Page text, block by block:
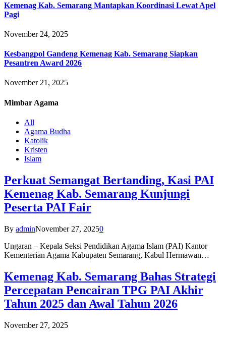
Kemenag Kab. Semarang Mantapkan Koordinasi Lewat Apel
Pagi
November 24, 2025
Kesbangpol Gandeng Kemenag Kab. Semarang Siapkan
Pesantren Award 2026
November 21, 2025
Mimbar Agama
All
Agama Budha
Katolik
Kristen
Islam
Perkuat Semangat Bertanding, Kasi PAI
Kemenag Kab. Semarang Kunjungi
Peserta PAI Fair
By adminNovember 27, 20250
Ungaran – Kepala Seksi Pendidikan Agama Islam (PAI) Kantor
Kementerian Agama Kabupaten Semarang, Kabul Hermawan…
Kemenag Kab. Semarang Bahas Strategi
Percepatan Pencairan TPG PAI Akhir
Tahun 2025 dan Awal Tahun 2026
November 27, 2025